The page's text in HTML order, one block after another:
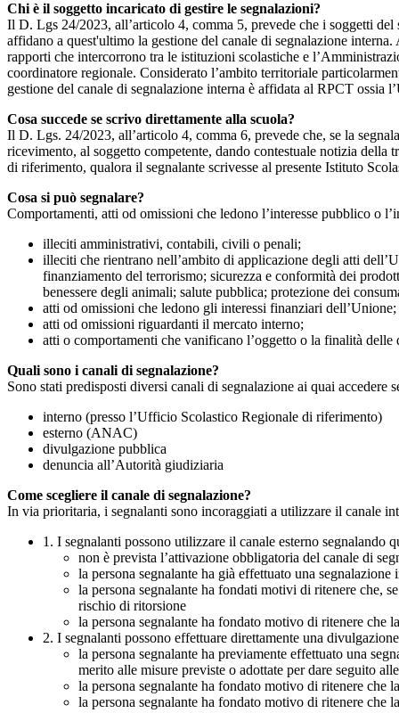
Chi è il soggetto incaricato di gestire le segnalazioni?
Il D. Lgs 24/2023, all’articolo 4, comma 5, prevede che i soggetti
affidano a quest'ultimo la gestione del canale di segnalazione
rapporti che intercorrono tra le istituzioni scolastiche e
coordinatore regionale. Considerato l’ambito territoriale
gestione del canale di segnalazione interna è affidata al RPCT ossia
Cosa succede se scrivo direttamente alla scuola?
Il D. Lgs. 24/2023, all’articolo 4, comma 6, prevede che, se la
ricevimento, al soggetto competente, dando contestuale notizia
di riferimento, qualora il segnalante scrivesse al presente Istituto
Cosa si può segnalare?
Comportamenti, atti od omissioni che ledono l’interesse pubblico o
illeciti amministrativi, contabili, civili o penali;
illeciti che rientrano nell’ambito di applicazione degli atti
finanziamento del terrorismo; sicurezza e conformità dei
benessere degli animali; salute pubblica; protezione dei
atti od omissioni che ledono gli interessi finanziari dell’Unione;
atti od omissioni riguardanti il mercato interno;
atti o comportamenti che vanificano l’oggetto o la finalità
Quali sono i canali di segnalazione?
Sono stati predisposti diversi canali di segnalazione ai quai accedere
interno (presso l’Ufficio Scolastico Regionale di riferimento)
esterno (ANAC)
divulgazione pubblica
denuncia all’Autorità giudiziaria
Come scegliere il canale di segnalazione?
In via prioritaria, i segnalanti sono incoraggiati a utilizzare il canale
1. I segnalanti possono utilizzare il canale esterno segnalando
non è prevista l’attivazione obbligatoria del canale di
la persona segnalante ha già effettuato una segnalazione
la persona segnalante ha fondati motivi di ritenere che,
rischio di ritorsione
la persona segnalante ha fondato motivo di ritenere che
2. I segnalanti possono effettuare direttamente una
la persona segnalante ha previamente effettuato una
merito alle misure previste o adottate per dare seguito
la persona segnalante ha fondato motivo di ritenere che
la persona segnalante ha fondato motivo di ritenere che